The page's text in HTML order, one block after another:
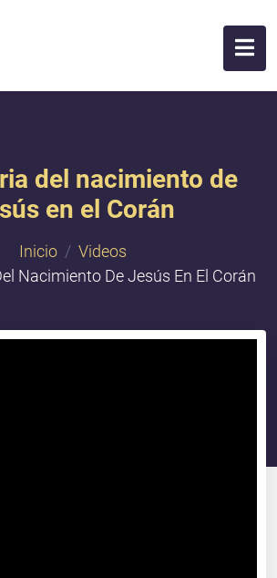
del nacimiento de
en el Corán
Inicio
Videos
Nacimiento De Jesús En El Corán